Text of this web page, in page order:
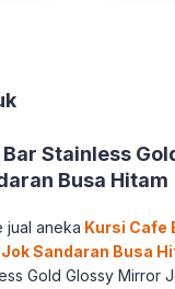
Stainless
Busa Hitam
jual aneka Kursi Cafe
Sandaran Busa
Gold Glossy Mirror